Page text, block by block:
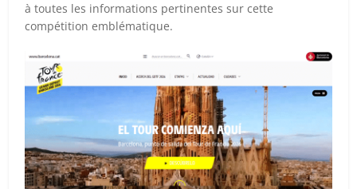
à toutes les informations pertinentes sur cette
compétition emblématique.